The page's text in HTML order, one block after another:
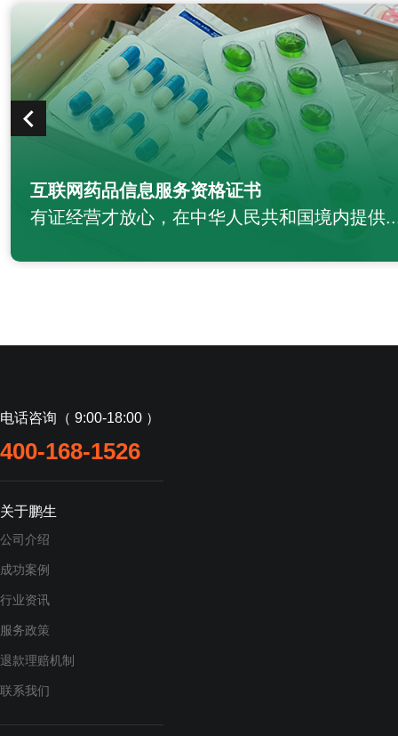
互联网药品信息服务资格证书
有证经营才放心，在中华人民共和国境内提供
电话咨询（ 9:00-18:00 ）
400-168-1526
关于鹏生
公司介绍
成功案例
行业资讯
服务政策
退款理赔机制
联系我们